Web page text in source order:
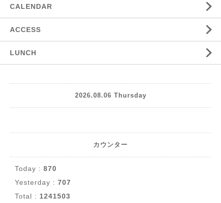
CALENDAR
ACCESS
LUNCH
2026.08.06 Thursday
カウンター
Today : 870
Yesterday : 707
Total : 1241503